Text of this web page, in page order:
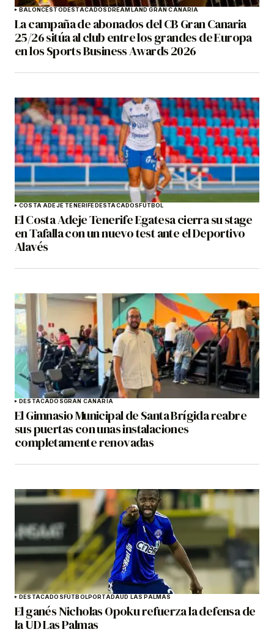
BALONCESTODESTACADOSDREAMLAND GRAN CANARIA
La campaña de abonados del CB Gran Canaria
25/26 sitúa al club entre los grandes de Europa
en los Sports Business Awards 2026
COSTA ADEJE TENERIFEDESTACADOSFÚTBOL
El Costa Adeje Tenerife Egatesa cierra su stage
en Tafalla con un nuevo test ante el Deportivo
Alavés
DESTACADOSGRAN CANARIA
El Gimnasio Municipal de Santa Brígida reabre
sus puertas con unas instalaciones
completamente renovadas
DESTACADOSFÚTBOLPORTADAUD LAS PALMAS
El ganés Nicholas Opoku refuerza la defensa de
la UD Las Palmas